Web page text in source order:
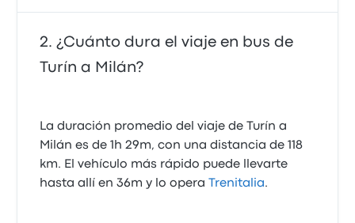
¿Cuánto dura el viaje en bus de
Turín a Milán?
La duración promedio del viaje de Turín a
Milán es de 1h 29m, con una distancia de 118
km. El vehículo más rápido puede llevarte
hasta allí en 36m y lo opera
Trenitalia.